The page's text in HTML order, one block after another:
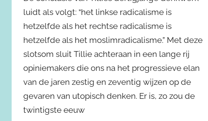
luidt als volgt: “het linkse radicalisme is
hetzelfde als het rechtse radicalisme is
hetzelfde als het moslimradicalisme.” Met deze
slotsom sluit Tillie achteraan in een lange rij
opiniemakers die ons na het progressieve elan
van de jaren zestig en zeventig wijzen op de
gevaren van utopisch denken. Er is, zo zou de
twintigste eeuw